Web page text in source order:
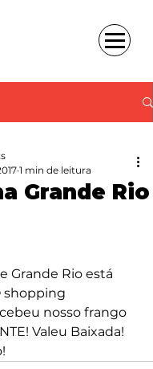
Grande Rio
1 min de leitura
Grande Rio está
shopping
nosso frango
Valeu Baixada!